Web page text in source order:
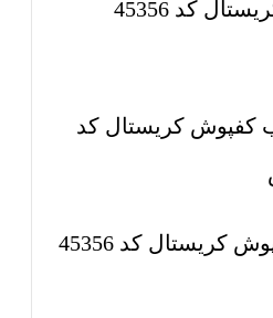
معایب کفپوش کریستال کد 45356
کفپوش کریستال کد
مراحل نصب کفپوش کریستال کد 45356